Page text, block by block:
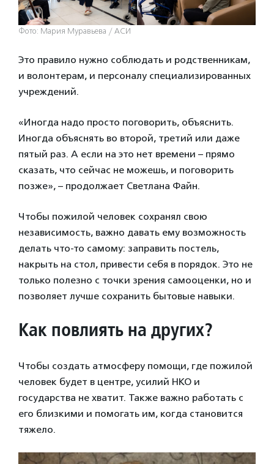
Фото: Мария Муравьева / АСИ
Это правило нужно соблюдать и родственникам,
и волонтерам, и персоналу специализированных
учреждений.
«Иногда надо просто поговорить, объяснить.
Иногда объяснять во второй, третий или даже
пятый раз. А если на это нет времени – прямо
сказать, что сейчас не можешь, и поговорить
позже», – продолжает Светлана Файн.
Чтобы пожилой человек сохранял свою
независимость, важно давать ему возможность
делать что-то самому: заправить постель,
накрыть на стол, привести себя в порядок. Это не
только полезно с точки зрения самооценки, но и
позволяет лучше сохранить бытовые навыки.
Как повлиять на других?
Чтобы создать атмосферу помощи, где пожилой
человек будет в центре, усилий НКО и
государства не хватит. Также важно работать с
его близкими и помогать им, когда становится
тяжело.